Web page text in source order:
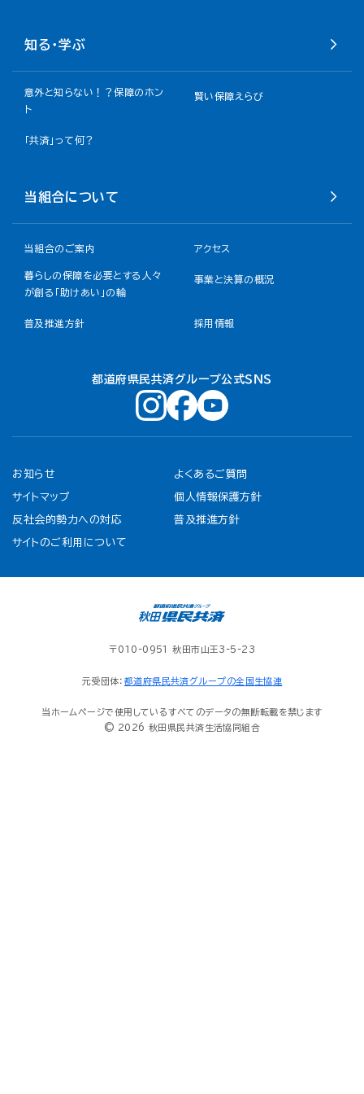
知る・学ぶ
意外と知らない！？保障のホン
ト
賢い保障えらび
「共済」って何？
当組合について
当組合のご案内 アクセス
暮らしの保障を必要とする人々
が創る「助けあい」の輪
事業と決算の概況
普及推進方針 採用情報
都道府県民共済グループ公式ＳＮＳ
お知らせ よくあるご質問
サイトマップ 個人情報保護方針
反社会的勢力への対応 普及推進方針
サイトのご利用について
〒010-0951 秋田市山王3-5-23
元受団体： 都道府県民共済グループの全国生協連
当ホームページで使用しているすべてのデータの無断転載を禁じます
© 2026 秋田県民共済生活協同組合